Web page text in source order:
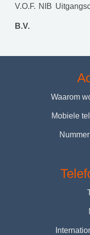
V.O.F. NIB
B.V.
Waarom
Mobiele